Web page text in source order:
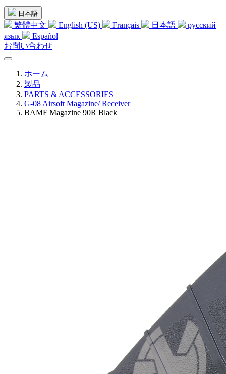
日本語
繁體中文 English (US) Français 日本語
русский
язык
Español
お問い合わせ
ホーム
製品
PARTS & ACCESSORIES
G-08 Airsoft Magazine/ Receiver
BAMF Magazine 90R Black